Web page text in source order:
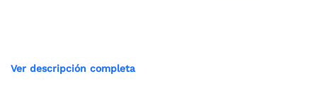
Ver descripción completa